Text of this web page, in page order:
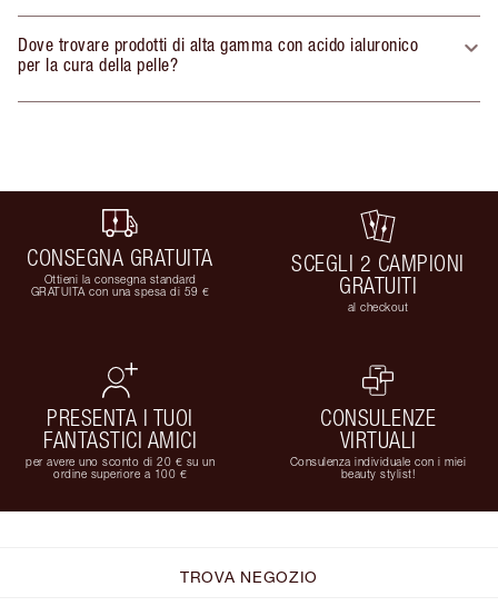
Dove trovare prodotti di alta gamma con acido ialuronico
per la cura della pelle?
CONSEGNA GRATUITA
Ottieni la consegna standard
GRATUITA con una spesa di 59 €
SCEGLI 2 CAMPIONI
GRATUITI
al checkout
PRESENTA I TUOI
FANTASTICI AMICI
per avere uno sconto di 20 € su un
ordine superiore a 100 €
CONSULENZE
VIRTUALI
Consulenza individuale con i miei
beauty stylist!
TROVA NEGOZIO